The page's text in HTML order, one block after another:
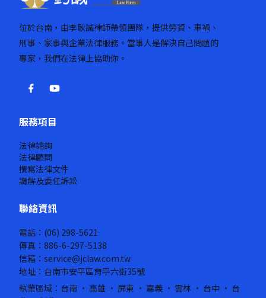
位於台南，由李耿誠律師帶領團隊，提供勞資、車禍、
刑事、家事與企業法律服務。當事人是解決自己問題的
專家，我們在法律上協助你。
服務項目
法律諮詢
法律顧問
撰寫法律文件
調解及委任訴訟
聯絡資訊
電話：(06) 298-5621
傳真：886-6-297-5138
信箱：service@jclaw.com.tw
地址：台南市安平區育平六街35號
執業區域：台南 · 高雄 · 屏東 · 嘉義 · 雲林 · 台中 · 台